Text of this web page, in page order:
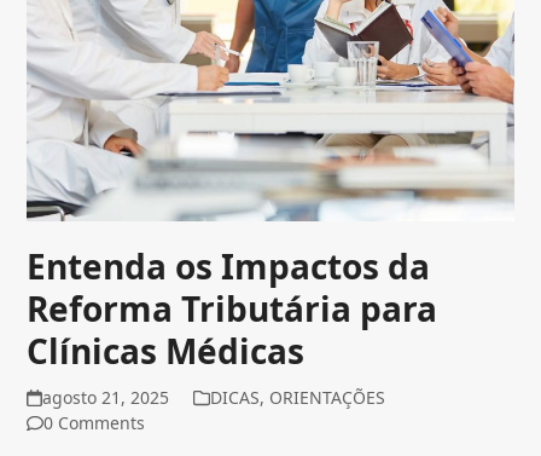
Entenda os Impactos da
Reforma Tributária para
Clínicas Médicas
agosto 21, 2025 DICAS, ORIENTAÇÕES
0 Comments